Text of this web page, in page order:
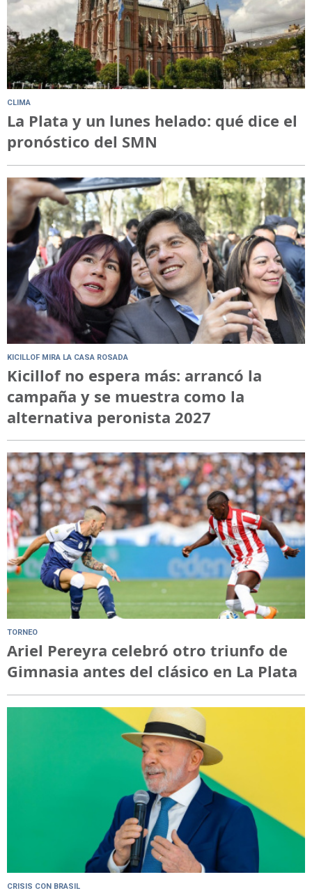
CLIMA
La Plata y un lunes helado: qué dice el
pronóstico del SMN
KICILLOF MIRA LA CASA ROSADA
Kicillof no espera más: arrancó la
campaña y se muestra como la
alternativa peronista 2027
TORNEO
Ariel Pereyra celebró otro triunfo de
Gimnasia antes del clásico en La Plata
CRISIS CON BRASIL